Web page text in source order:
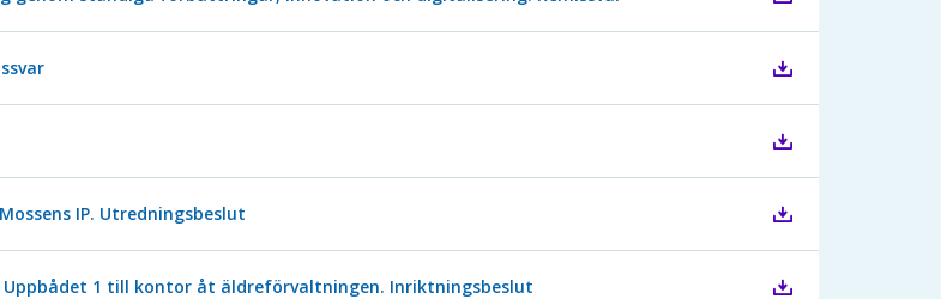
IP. Utredningsbeslut
Uppbådet 1 till kontor åt äldreförvaltningen. Inriktningsbeslut